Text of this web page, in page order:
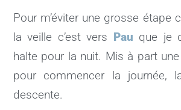
Pour m’éviter une grosse étape
la veille c’est vers
Pau que je
halte pour la nuit. Mis à part
pour commencer la journée,
descente.